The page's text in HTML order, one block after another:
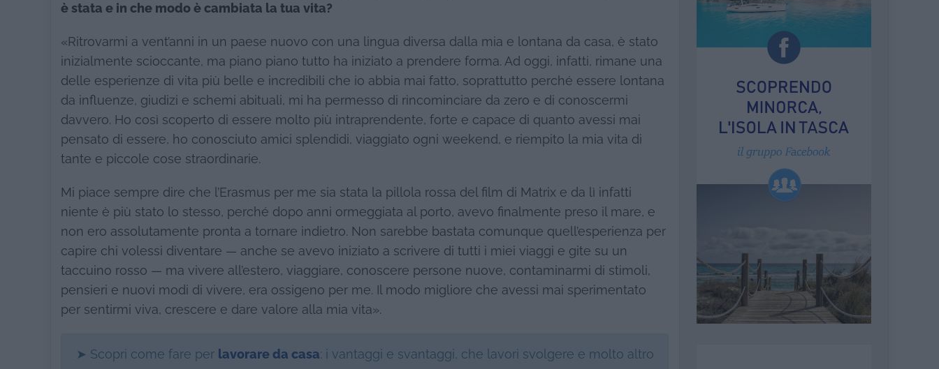
è stata e in che modo è cambiata la tua vita?
«Ritrovarmi a vent’anni in un paese nuovo con una lingua diversa dalla mia e lontana da casa, è stato
inizialmente scioccante, ma piano piano tutto ha iniziato a prendere forma. Ad oggi, infatti, rimane una
delle esperienze di vita più belle e incredibili che io abbia mai fatto, soprattutto perché essere lontana
da influenze, giudizi e schemi abituali, mi ha permesso di rincominciare da zero e di conoscermi
davvero. Ho così scoperto di essere molto più intraprendente, forte e capace di quanto avessi mai
pensato di essere, ho conosciuto amici splendidi, viaggiato ogni weekend, e riempito la mia vita di
tante e piccole cose straordinarie.
Mi piace sempre dire che l’Erasmus per me sia stata la pillola rossa del film di Matrix e da lì infatti
niente è più stato lo stesso, perché dopo anni ormeggiata al porto, avevo finalmente preso il mare, e
non ero assolutamente pronta a tornare indietro. Non sarebbe bastata comunque quell’esperienza per
capire chi volessi diventare — anche se avevo iniziato a scrivere di tutti i miei viaggi e gite su un
taccuino rosso — ma vivere all’estero, viaggiare, conoscere persone nuove, contaminarmi di stimoli,
pensieri e nuovi modi di vivere, era ossigeno per me. Il modo migliore che avessi mai sperimentato
per sentirmi viva, crescere e dare valore alla mia vita».
➤ Scopri come fare per lavorare da casa: i vantaggi e svantaggi, che lavori svolgere e molto altro